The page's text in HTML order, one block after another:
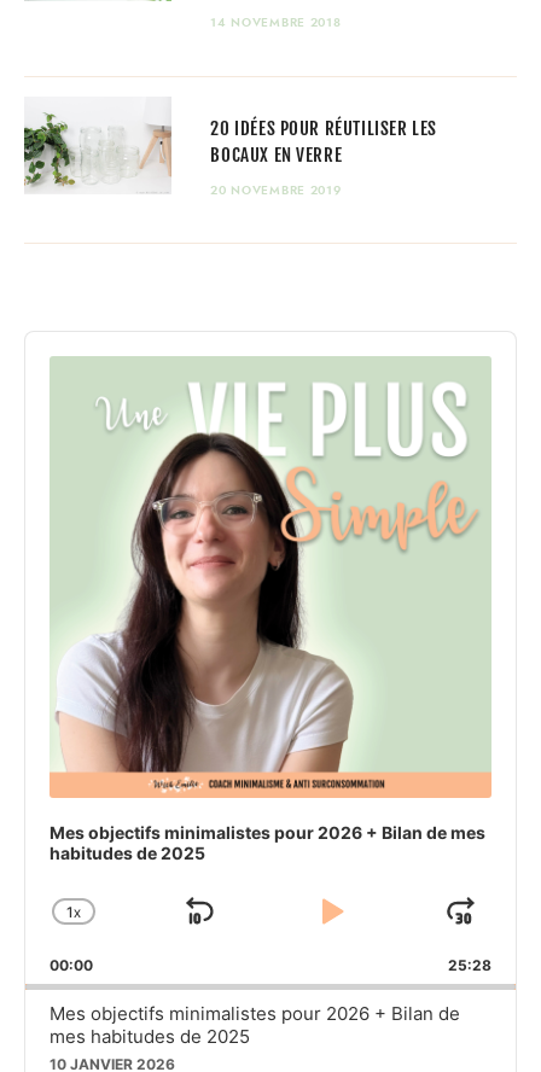
14 NOVEMBRE 2018
20 IDÉES POUR RÉUTILISER LES
BOCAUX EN VERRE
20 NOVEMBRE 2019
Audio
Player
Mes objectifs minimalistes pour 2026 + Bilan de mes
habitudes de 2025
CHANGE
RATE
1X
SKIP
PLAY
PAUSE
00:00 25:28
Mes objectifs minimalistes pour 2026 + Bilan de
mes habitudes de 2025
10 JANVIER 2026